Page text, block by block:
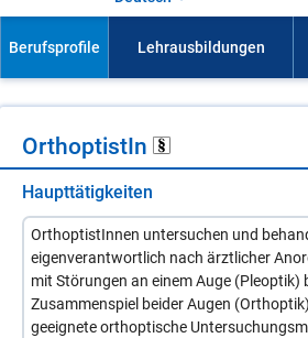
Or­th­op­tis­tIn
Haupttätigkeiten
OrthoptistInnen untersuchen und
eigenverantwortlich nach ärztlicher
mit Störungen an einem Auge (Pleoptik)
Zusammenspiel beider Augen
geeignete orthoptische